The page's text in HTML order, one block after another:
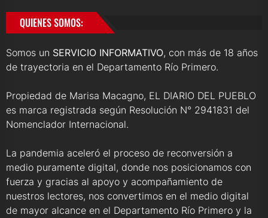
QUIENES SOMOS:
Somos un SERVICIO INFORMATIVO, con más de 18 años
de trayectoria en el Departamento Río Primero.
Propiedad de Marisa Macagno, EL DIARIO DEL PUEBLO
es marca registrada según Resolución N° 2941831 del
Nomenclador Internacional.
La pandemia aceleró el proceso de reconversión a
medio puramente digital, donde nos posicionamos con
fuerza y gracias al apoyo y acompañamiento de
nuestros lectores, nos convertimos en el medio digital
de mayor alcance en el Departamento Río Primero y la